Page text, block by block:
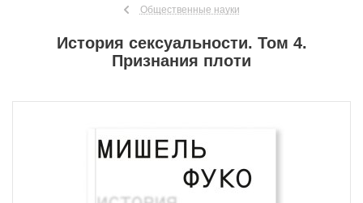
Общественные науки
История сексуальности. Том 4.
Признания плоти